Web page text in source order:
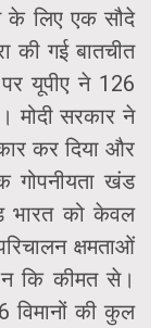
के लिए एक सौदे
की गई बातचीत
यूपीए ने 126
मोदी सरकार ने
कर दिया और
खंड
भारत को केवल
क्षमताओं
कि कीमत से।
विमानों की कुल